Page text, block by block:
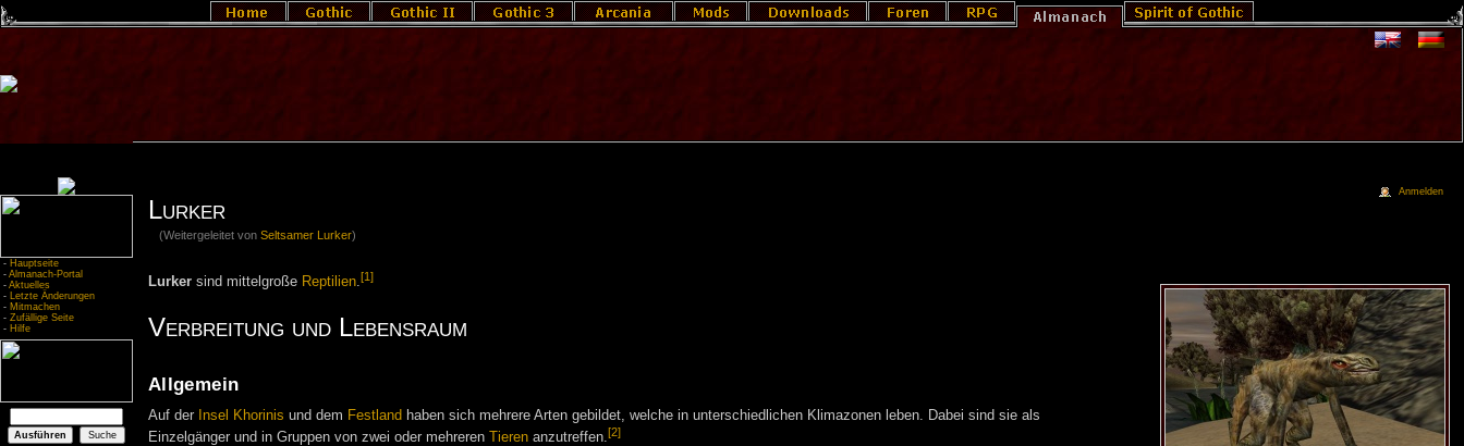
- Hauptseite
- Almanach-Portal
- Aktuelles
- Letzte Änderungen
- Mitmachen
- Zufällige Seite
- Hilfe
Lurker
(Weitergeleitet vonSeltsamer Lurker)
Lurkersind mittelgroße Reptilien.[1]
Verbreitung und Lebensraum
Allgemein
Auf der Insel Khorinis und dem Festland haben sich mehrere Arten gebildet, welche in unterschiedlichen Klimazonen leben. Dabei sind sie als
Einzelgänger und in Gruppen von zwei oder mehreren
Tierenanzutreffen.[2]
Anmelden